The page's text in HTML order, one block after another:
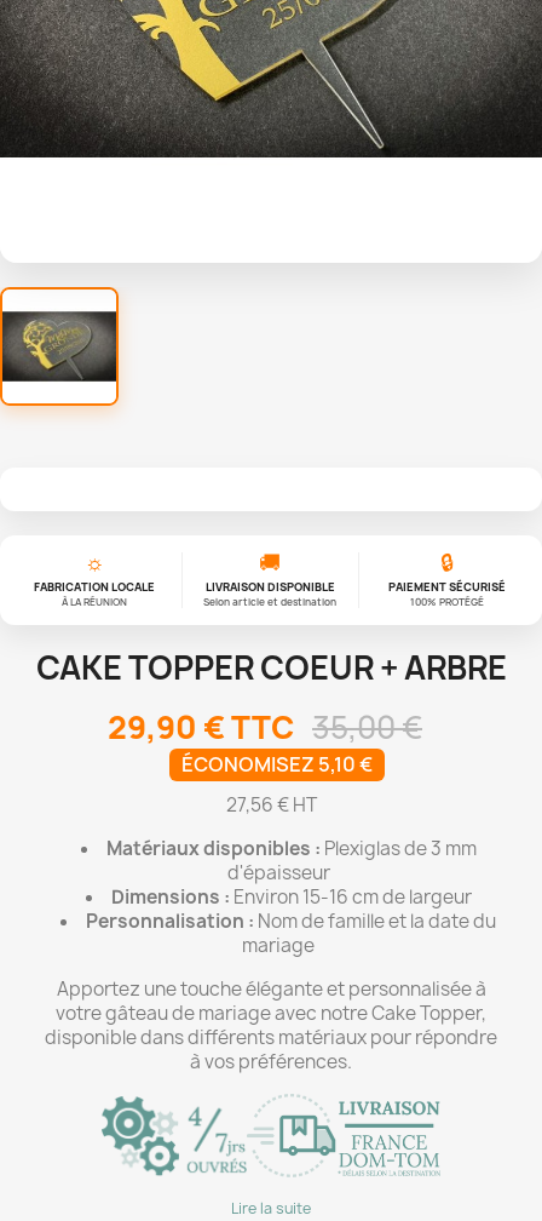
☼
FABRICATION LOCALE
À LA RÉUNION
🚚
LIVRAISON DISPONIBLE
Selon article et destination
🔒
PAIEMENT SÉCURISÉ
100% PROTÉGÉ
CAKE TOPPER COEUR + ARBRE
29,90 €TTC 35,00 €
ÉCONOMISEZ 5,10 €
27,56 € HT
Matériaux disponibles : Plexiglas de 3 mm
d'épaisseur
Dimensions : Environ 15-16 cm de largeur
Personnalisation : Nom de famille et la date du
mariage
Apportez une touche élégante et personnalisée à
votre gâteau de mariage avec notre Cake Topper,
disponible dans différents matériaux pour répondre
à vos préférences.
Lire la suite